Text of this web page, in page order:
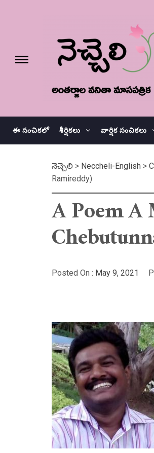
Toggle
ఈ సంచికలో శీర్షికలు వార్షిక సంచికలు
నెచ్చెలి > Neccheli-English >
Ramireddy)
A Poem A
Posted On : May 9, 2021